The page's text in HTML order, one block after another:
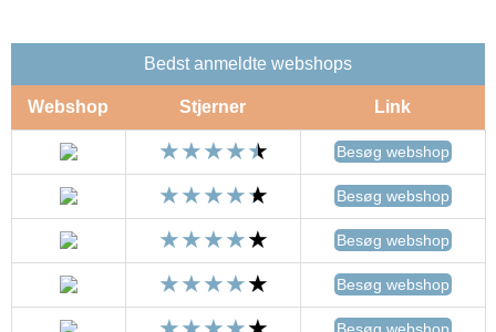
Bedst anmeldte webshops
Webshop Stjerner Link
Besøg webshop
Besøg webshop
Besøg webshop
Besøg webshop